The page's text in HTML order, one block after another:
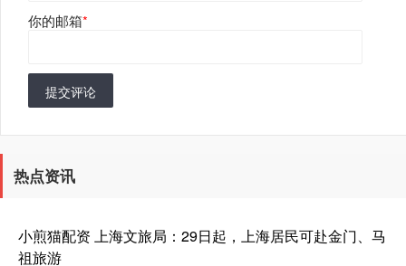
你的邮箱*
提交评论
热点资讯
小煎猫配资 上海文旅局：29日起，上海居民可赴金门、马
祖旅游